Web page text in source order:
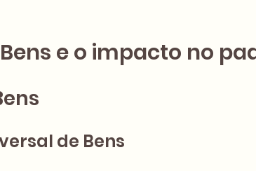
Bens e o impacto no
de Bens